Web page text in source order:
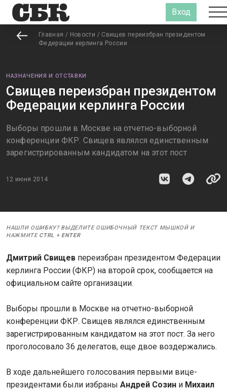
Вход
Главная / Новости / Свищев переизбран президентом
Федерации керлинга России
НАЗНАЧЕНИЯ И ОТСТАВКИ
Свищев переизбран президентом
Федерации керлинга России
Выборы прошли в Москве на отчетно-выборной
конференции ФКР. Свищев являлся единственным
зарегистрированным кандидатом на этот пост
12 июня 2014
НАШЛИ ОШИБКУ? ВЫДЕЛИТЕ ОШИБОЧНЫЙ ТЕКСТ МЫШКОЙ И
НАЖМИТЕ CTRL + ENTER
Дмитрий Свищев переизбран президентом Федерации
керлинга России (ФКР) на второй срок, сообщается на
официальном сайте организации.
Выборы прошли в Москве на отчетно-выборной
конференции ФКР. Свищев являлся единственным
зарегистрированным кандидатом на этот пост. За него
проголосовало 36 делегатов, еще двое воздержались.
В ходе дальнейшего голосования первыми вице-
президентами были избраны Андрей Созин и Михаил